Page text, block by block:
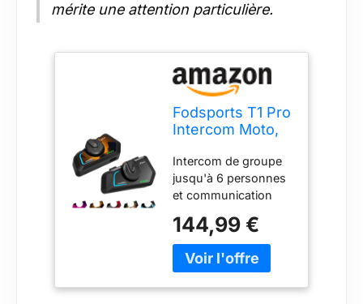
mérite une attention particulière.
Fodsports T1 Pro
Intercom Moto,
Motards,
Bascule Entre 4
Modes
Intercom de groupe
jusqu'à 6 personnes
et communication
système de
communication pour
motard T1 Pro est
144,99 €